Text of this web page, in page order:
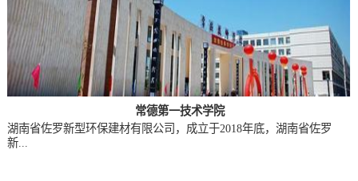
常德第一技术学院
湖南省佐罗新型环保建材有限公司，成立于2018年底，湖南省佐罗
新...